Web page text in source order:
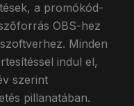
a promókód-
OBS-hez
Minden
indul el,
szerint
pillanatában.